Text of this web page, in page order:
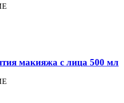
макияжа с лица 500 мл